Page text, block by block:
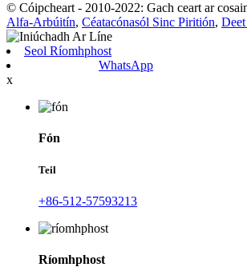
© Cóipcheart - 2010-2022: Gach ceart ar
Alfa-Arbúitín, Céatacónasól Sinc Piritión,
Seol Ríomhphost
WhatsApp
x
Fón
Teil
+86-512-57593213
Ríomhphost